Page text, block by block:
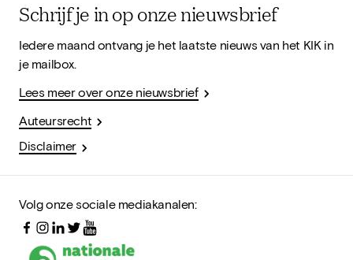
Schrijf je in op onze nieuwsbrief
Iedere maand ontvang je het laatste nieuws van het KIK in
je mailbox.
Lees meer over onze nieuwsbrief
Auteursrecht
Disclaimer
Volg onze sociale mediakanalen: